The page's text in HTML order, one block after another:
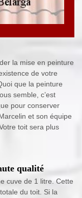
la mise en peinture
de votre
que la peinture
semble, c’est
pour conserver
et son équipe
toit sera plus
qualité
cuve de 1 litre. Cette
du toit. Si la